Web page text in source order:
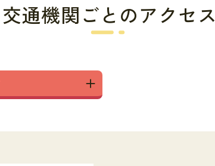
交通機関ごとのアクセス